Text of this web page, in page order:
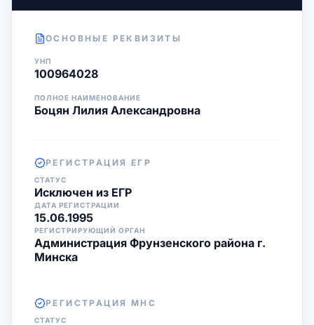
ОСНОВНЫЕ РЕКВИЗИТЫ
УНП
100964028
ПОЛНОЕ НАИМЕНОВАНИЕ
Боцян Лилия Александровна
РЕГИСТРАЦИЯ ЕГР
СТАТУС
Исключен из ЕГР
ДАТА РЕГИСТРАЦИИ
15.06.1995
РЕГИСТРИРУЮЩИЙ ОРГАН
Администрация Фрунзенского района г.
Минска
РЕГИСТРАЦИЯ МНС
СТАТУС